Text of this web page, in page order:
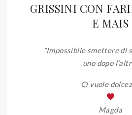
GRISSINI CON
E MAIS
“Impossibile smettere di
uno dopo
Ci vuole
Magda